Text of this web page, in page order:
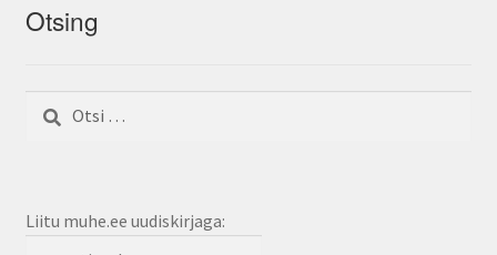
Otsing
Liitu muhe.ee uudiskirjaga: